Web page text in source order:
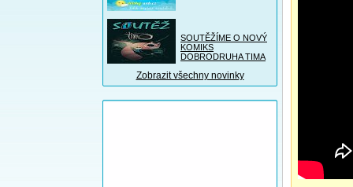
SOUTĚŽÍME O NOVÝ
KOMIKS
DOBRODRUHA TIMA
Zobrazit všechny novinky